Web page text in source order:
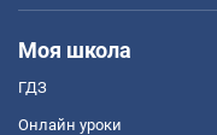
Моя школа
ГДЗ
Онлайн уроки